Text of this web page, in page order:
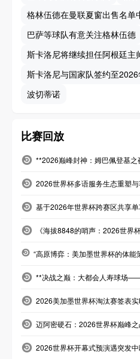
格林伍德在曼联夏窗出售名单
巴萨等球队有意关注格林伍德
斯卡洛尼将继续担任阿根廷主
斯卡洛尼与国家队签约至
波切蒂诺
比赛回放
**2026巅峰封神：姆巴佩登基之
2026世界杯多语服务生态重塑
基于2026年世界杯跨赛区共享
《海拔8848的哨声：2026世界
“高原博弈：美加墨世界杯的体能
**决战之巅：大都会人寿球场
2026美加墨世界杯淘汰赛签表
迈阿密硬石：2026世界杯巅峰
2026世界杯开幕式预演遇突发